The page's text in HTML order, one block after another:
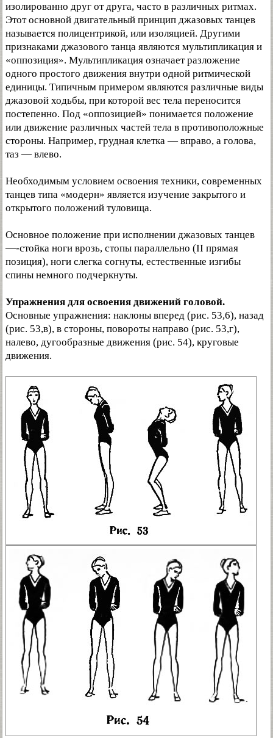
изолированно друг от друга, часто в различных ритмах.
Этот основной двигательный принцип джазовых танцев
называется полицентрикой, или изоляцией. Другими
признаками джазового танца являются мультипликация и
«оппозиция». Мультипликация означает разложение
одного простого движения внутри одной ритмической
единицы. Типичным примером являются различные виды
джазовой ходьбы, при которой вес тела переносится
постепенно. Под «оппозицией» понимается положение
или движение различных частей тела в противоположные
стороны. Например, грудная клетка — вправо, а голова,
таз — влево.
Необходимым условием освоения техники, современных
танцев типа «модерн» является изучение закрытого и
открытого положений туловища.
Основное положение при исполнении джазовых танцев
—-стойка ноги врозь, стопы параллельно (II прямая
позиция), ноги слегка согнуты, естественные изгибы
спины немного подчеркнуты.
Упражнения для освоения движений головой.
Основные упражнения: наклоны вперед (рис. 53,6), назад
(рис. 53,в), в стороны, повороты направо (рис. 53,г),
налево, дугообразные движения (рис. 54), круговые
движения.